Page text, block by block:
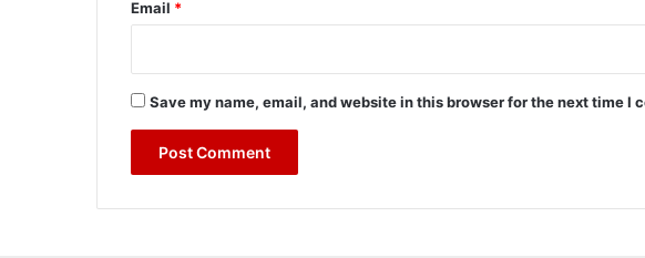
Email *
Save my name, email, and website in this browser for the next time I